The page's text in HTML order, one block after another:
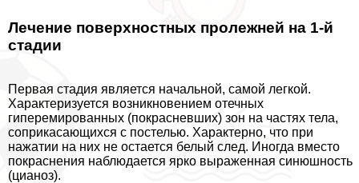
Лечение поверхностных пролежней на 1-й
стадии
Первая стадия является начальной, самой легкой.
Хаpaктеризуется возникновением отечных
гиперемированных (покрасневших) зон на частях тела,
соприкасающихся с постелью. Хаpaктерно, что при
нажатии на них не остается белый след. Иногда вместо
покраснения наблюдается ярко выраженная синюшность
(цианоз).